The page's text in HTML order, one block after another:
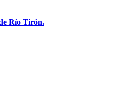
Río Tirón.